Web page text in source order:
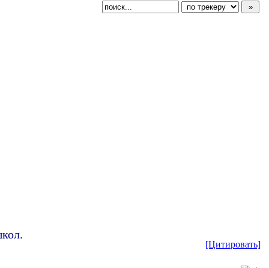
[Цитировать]